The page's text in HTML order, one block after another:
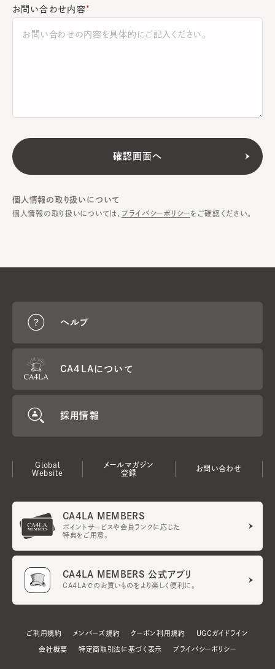
お問い合わせ内容
個人情報の取り扱いについて
個人情報の取り扱いについては、 プライバシーポリシーをご確認ください。
ヘルプ
CA4LAについて
採用情報
Global
Website
メールマガジン
登録
お問い合わせ
CA4LA MEMBERS
ポイントサービスや会員ランクに応じた
特典をご用意。
CA4LA MEMBERS 公式アプリ
CA4LAでのお買いものをより楽しく便利に。
ご利用規約 メンバーズ規約 クーポン利用規約 UGCガイドライン
会社概要 特定商取引法に基づく表示 プライバシーポリシー